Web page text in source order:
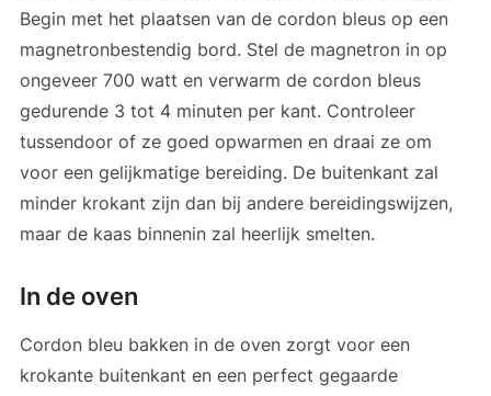
Begin met het plaatsen van de cordon bleus op een
magnetronbestendig bord. Stel de magnetron in op
ongeveer 700 watt en verwarm de cordon bleus
gedurende 3 tot 4 minuten per kant. Controleer
tussendoor of ze goed opwarmen en draai ze om
voor een gelijkmatige bereiding. De buitenkant zal
minder krokant zijn dan bij andere bereidingswijzen,
maar de kaas binnenin zal heerlijk smelten.
In de oven
Cordon bleu bakken in de oven zorgt voor een
krokante buitenkant en een perfect gegaarde